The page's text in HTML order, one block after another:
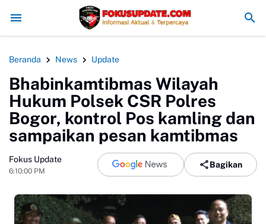
Redam Konflik, Kapolres Bogor Minta PT PMC Tunda Aktivitas di
Beranda News Update
Bhabinkamtibmas Wilayah
Hukum Polsek CSR Polres
Bogor, kontrol Pos kamling dan
sampaikan pesan kamtibmas
Fokus Update
6:10:00 PM
Bagikan